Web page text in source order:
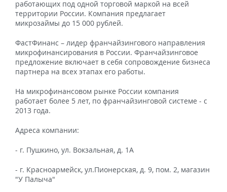
работающих под одной торговой маркой на всей
территории России. Компания предлагает
микрозаймы до 15 000 рублей.
ФастФинанс – лидер франчайзингового направления
микрофинансирования в России. Франчайзинговое
предложение включает в себя сопровождение бизнеса
партнера на всех этапах его работы.
На микрофинансовом рынке России компания
работает более 5 лет, по франчайзинговой системе - с
2013 года.
Адреса компании:
- г. Пушкино, ул. Вокзальная, д. 1А
- г. Красноармейск, ул.Пионерская, д. 9, пом. 2, магазин
"У Палыча"